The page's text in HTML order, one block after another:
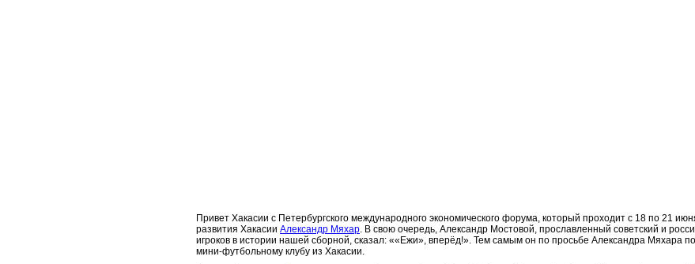
Привет Хакасии с Петербургского международного экономического форума, который проходит с 18 по 21
развития Хакасии Александр Мяхар. В свою очередь, Александр Мостовой, прославленный советский и
игроков в истории нашей сборной, сказал: ««Ежи», вперёд!». Тем самым он по просьбе Александра Мяхара
мини-футбольному клубу из Хакасии.